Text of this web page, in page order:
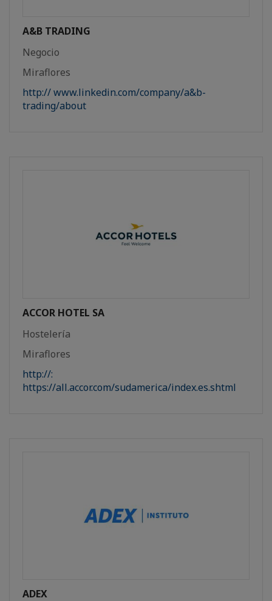
A&B TRADING
Negocio
Miraflores
http:// www.linkedin.com/company/a&b-
trading/about
ACCOR HOTEL SA
Hostelería
Miraflores
http://:
https://all.accor.com/sudamerica/index.es.shtml
ADEX